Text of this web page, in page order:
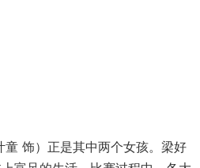
饰）正是其中两个女孩。梁好